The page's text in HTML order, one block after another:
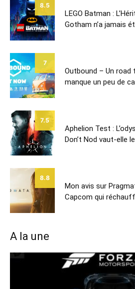
8.5
LEGO Batman :
Gotham n’a jamais
7
Outbound – Un road
manque un peu de
7.5
Aphelion Test :
Don’t Nod vaut-elle
8.8
Mon avis sur
Capcom qui
A la une